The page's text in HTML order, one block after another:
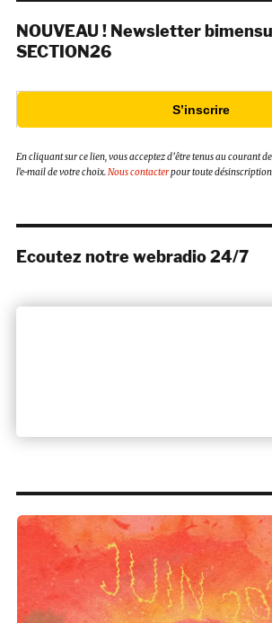
NOUVEAU ! Newsletter
SECTION26
S’inscrire
En cliquant sur ce lien, vous acceptez d’être tenus au courant
l’e-mail de votre choix.Nous contacterpour toute
Ecoutez notre webradio 24/7